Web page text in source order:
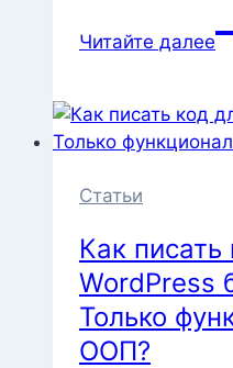
Читайте далее
и
Статьи
Как писать
WordPress
Только
ООП?